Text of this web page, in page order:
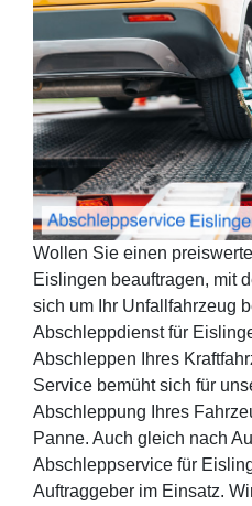
Wollen Sie einen
Eislingen beauftragen, mit
sich um Ihr Unfallfahrzeug
Abschleppdienst für
Abschleppen Ihres
Service bemüht sich für
Abschleppung Ihres
Panne. Auch gleich nach
Abschleppservice für
Auftraggeber im Einsatz.